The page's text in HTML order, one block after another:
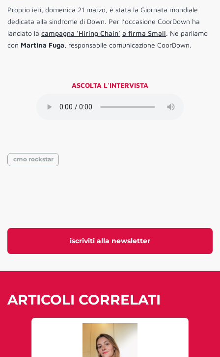
iscriviti alla newsletter
Proprio ieri, domenica 21 marzo, è stata la Giornata mondiale
dedicata alla sindrome di Down. Per l’occasione CoorDown ha
lanciato la campagna ‘Hiring Chain’ a firma Small. Ne parliamo
con Martina Fuga, responsabile comunicazione CoorDown.
ASCOLTA L'INTERVISTA
cmo rockstar
ARTICOLI CORRELATI